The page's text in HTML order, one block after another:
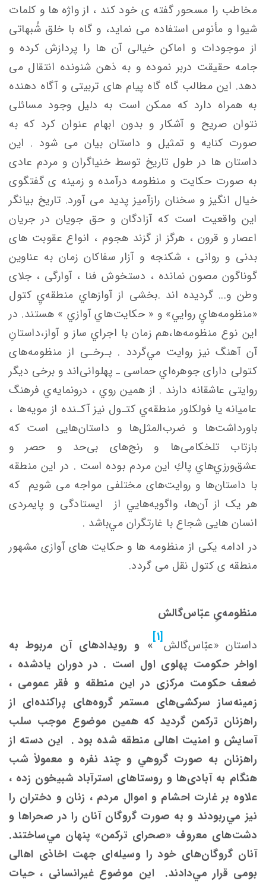
مخاطب را مسحور گفته ی خود کند ، از واژه ها و کلمات
شیوا و مأنوس استفاده می نماید، و گاه با خلق شُبهاتی
از موجودات و اماکن خیالی آن ها را پردازش کرده و
جامه حقیقت دربر نموده و به ذهن شنونده انتقال می
دهد. این مطالب گاه گاه پیام های تربیتی و آگاه دهنده
به همراه دارد که ممکن است به دلیل وجود مسائلی
نتوان صریح و آشکار و بدون ابهام عنوان کرد که به
صورت کنایه و تمثیل و داستان بیان می شود . این
داستان ها در طول تاریخ توسط خنیاگران و مردم عادی
به صورت حکایت و منظومه درآمده و زمینه ی گفتگوی
خیال انگیز و سخنان رازآمیز پدید می آورد. تاریخ بیانگر
این واقعیت است که آزادگان و حق جویان در جریان
اعصار و قرون ، هرگز از گزند هجوم ، انواع عقوبت های
بدنی و روانی ، شکنجه و آزار سفاکان زمان به عناوین
گوناگون مصون نمانده ، دستخوش فنا ، آوارگی ، جلای
وطن و... گردیده اند .بخشی از آوازهاي منطقه‌يِ کتول
«منظومه‌هايِ روايي» و « حكايت‌هاي آوازي » هستند. در
این نوع منظومه‌ها،هم زمان با اجراي ساز و آواز،داستانِ
آن آهنگ نیز روايت مي‌گردد . بـرخـی از منظومه‌های
کتولی دارای جوهره‌اي حماسی ـ پهلوانی‌اند و برخی دیگر
روایتی عاشقانه دارند . از همین روي ، درونمايه‌ي فرهنگ
عاميانه يا فولكلور منطقه‌ي ‌کتـول نیز آکـنده از مویه‌ها ،
باورداشت‌ها و ضرب‌المثل‌ها و داستان‌هایی است که
بازتاب تلخکامی‌ها و رنج‌های بی‌حد و حصر و
عشق‌ورزي‌هاي پاكِ این مردم بوده ‌است . در اين منطقه
با داستان‌ها و روایت‌های مختلفی مواجه‌ می شویم که
هر یک از آن‌ها، واگويه‌هايي از ایستادگی و پایمردی
انسان هایی شجاع با غارتگران مي‌باشد .
در ادامه یکی از منظومه ها و حکایت های آوازی مشهور
منطقه ی کتول نقل می گردد.
منظومه‌یِ عبّاس‌گالش
داستان «عبّاس‌گالش[1] » و رویدادهای آن مربوط به
اواخر حکومت پهلوی اول است . در دوران یادشده ،
ضعف حکومت مرکزی در این منطقه و فقر عمومی ،
زمینه‌ساز سرکشی‌های مستمر گروه‌های پراکنده‌ای از
راهزنان ترکمن گردید که همين موضوع موجب سلب
آسایش و امنیت اهالی منطقه شده ‌بود . این دسته از
راهزنان به صورت گروهي و چند نفره و معمولاً شب
هنگام به آبادی‌ها و روستاهای استرآباد شبیخون زده ،
علاوه بر غارت احشام و اموال مردم ، زنان و دختران را
نیز مي‌‌ربودند و به صورت گروگان آنان را در صحراها و
دشت‌های معروف «صحرای ترکمن» پنهان مي‌ساختند.
آنان گروگان‌های خود را وسیله‌ای جهت‌ اخاذی اهالی
‌بومی قرار مي‌دادند. این موضوع غیرانسانی ، حیات